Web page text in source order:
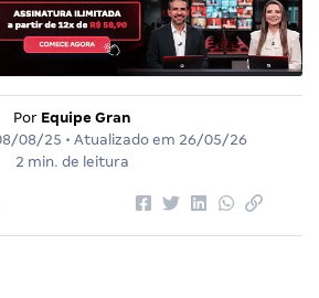
Por Equipe Gran
08/25 • Atualizado em 26/05/26
2 min. de leitura